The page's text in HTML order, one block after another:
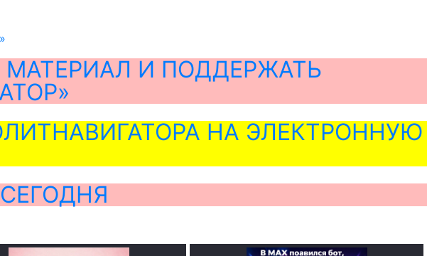
И ПОДДЕРЖАТЬ
НА ЭЛЕКТРОННУЮ